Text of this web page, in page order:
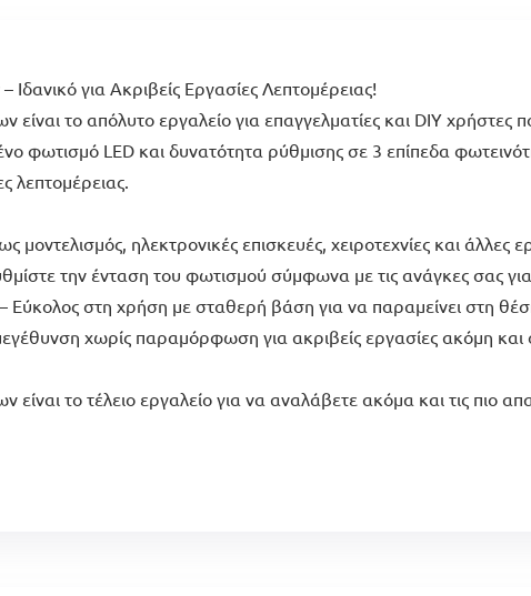
για Ακριβείς Εργασίες Λεπτομέρειας!
το απόλυτο εργαλείο για επαγγελματίες και DIY χρήστες
φωτισμό LED και δυνατότητα ρύθμισης σε 3 επίπεδα
λεπτομέρειας.
ηλεκτρονικές επισκευές, χειροτεχνίες και άλλες
την ένταση του φωτισμού σύμφωνα με τις ανάγκες σας
Εύκολος στη χρήση με σταθερή βάση για να παραμείνει στη
χωρίς παραμόρφωση για ακριβείς εργασίες ακόμη και
το τέλειο εργαλείο για να αναλάβετε ακόμα και τις πιο